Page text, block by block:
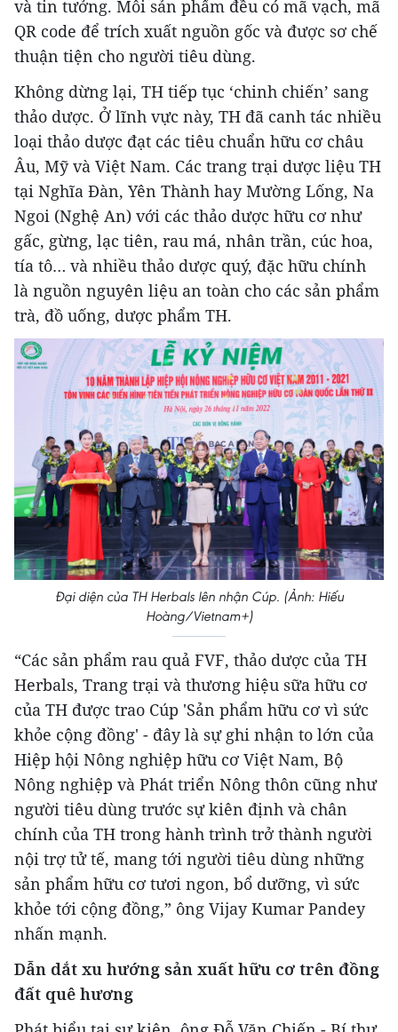
và tin tưởng. Mỗi sản phẩm đều có mã vạch, mã
QR code để trích xuất nguồn gốc và được sơ chế
thuận tiện cho người tiêu dùng.
Không dừng lại, TH tiếp tục ‘chinh chiến’ sang
thảo dược. Ở lĩnh vực này, TH đã canh tác nhiều
loại thảo dược đạt các tiêu chuẩn hữu cơ châu
Âu, Mỹ và Việt Nam. Các trang trại dược liệu TH
tại Nghĩa Đàn, Yên Thành hay Mường Lống, Na
Ngoi (Nghệ An) với các thảo dược hữu cơ như
gấc, gừng, lạc tiên, rau má, nhân trần, cúc hoa,
tía tô… và nhiều thảo dược quý, đặc hữu chính
là nguồn nguyên liệu an toàn cho các sản phẩm
trà, đồ uống, dược phẩm TH.
Đại diện của TH Herbals lên nhận Cúp. (Ảnh: Hiếu
Hoàng/Vietnam+)
“Các sản phẩm rau quả FVF, thảo dược của TH
Herbals, Trang trại và thương hiệu sữa hữu cơ
của TH được trao Cúp 'Sản phẩm hữu cơ vì sức
khỏe cộng đồng' - đây là sự ghi nhận to lớn của
Hiệp hội Nông nghiệp hữu cơ Việt Nam, Bộ
Nông nghiệp và Phát triển Nông thôn cũng như
người tiêu dùng trước sự kiên định và chân
chính của TH trong hành trình trở thành người
nội trợ tử tế, mang tới người tiêu dùng những
sản phẩm hữu cơ tươi ngon, bổ dưỡng, vì sức
khỏe tới cộng đồng,” ông Vijay Kumar Pandey
nhấn mạnh.
Dẫn dắt xu hướng sản xuất hữu cơ trên đồng
đất quê hương